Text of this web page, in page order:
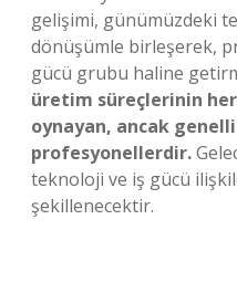
gelişimi, günümüzdeki
dönüşümle birleşerek,
gücü grubu haline
üretim süreçlerinin
oynayan, ancak
profesyonellerdir.
teknoloji ve iş gücü
şekillenecektir.